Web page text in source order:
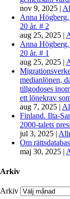
nov 9, 2025 |
Anna
20 år. # 2
aug 25, 2025 |
Anna
20 år. # 1
aug 25, 2025 |
medianlönen,
tillgodoses
ett lönekrav
aug 7, 2025 |
Finland. Ilta-
2000-talets
jul 3, 2025 |
Om
maj 30, 2025 |
Arkiv
Arkiv